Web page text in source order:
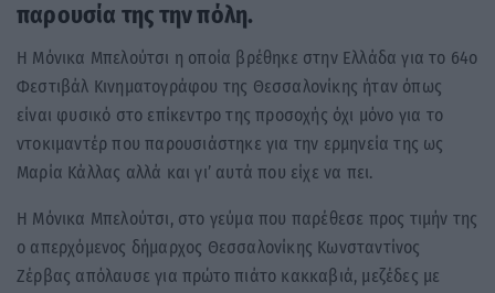
παρουσία της την πόλη.
Η Μόνικα Μπελούτσι η οποία βρέθηκε στην Ελλάδα για το 64ο
Φεστιβάλ Κινηματογράφου της Θεσσαλονίκης ήταν όπως
είναι φυσικό στο επίκεντρο της προσοχής όχι μόνο για το
ντοκιμαντέρ που παρουσιάστηκε για την ερμηνεία της ως
Μαρία Κάλλας αλλά και γι’ αυτά που είχε να πει.
Η Μόνικα Μπελούτσι, στο γεύμα που παρέθεσε προς τιμήν της
ο απερχόμενος δήμαρχος Θεσσαλονίκης Κωνσταντίνος
Ζέρβας απόλαυσε για πρώτο πιάτο κακκαβιά, μεζέδες με